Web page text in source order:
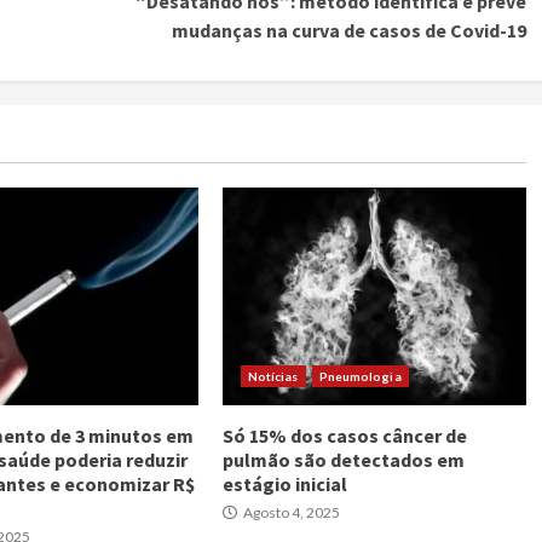
mudanças na curva de casos de Covid-19
de 3 minutos em
poderia reduzir
e economizar R$
Notícias Pneumologia
Só 15% dos casos câncer de
pulmão são detectados em
estágio inicial
Agosto 4, 2025